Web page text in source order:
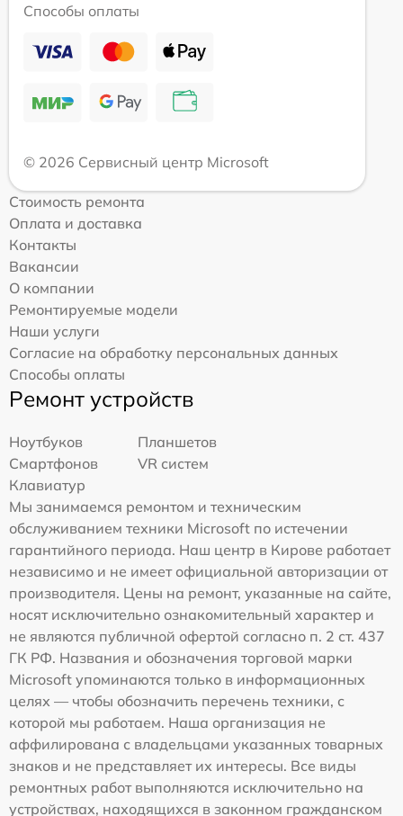
Способы оплаты
© 2026 Сервисный центр Microsoft
Стоимость ремонта
Оплата и доставка
Контакты
Вакансии
О компании
Ремонтируемые модели
Наши услуги
Согласие на обработку персональных данных
Способы оплаты
Ремонт устройств
Ноутбуков
Планшетов
Смартфонов
VR систем
Клавиатур
Мы занимаемся ремонтом и техническим
обслуживанием техники Microsoft по истечении
гарантийного периода. Наш центр в Кирове работает
независимо и не имеет официальной авторизации от
производителя. Цены на ремонт, указанные на сайте,
носят исключительно ознакомительный характер и
не являются публичной офертой согласно п. 2 ст. 437
ГК РФ. Названия и обозначения торговой марки
Microsoft упоминаются только в информационных
целях — чтобы обозначить перечень техники, с
которой мы работаем. Наша организация не
аффилирована с владельцами указанных товарных
знаков и не представляет их интересы. Все виды
ремонтных работ выполняются исключительно на
устройствах, находящихся в законном гражданском